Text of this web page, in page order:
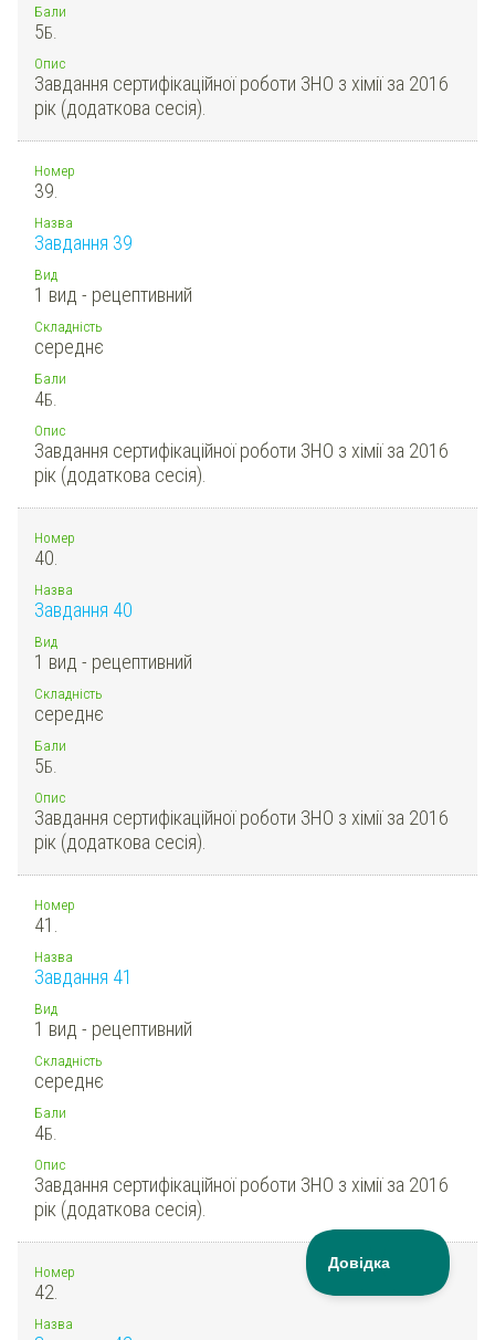
Бали
5Б.
Опис
Завдання сертифікаційної роботи ЗНО з хімії за 2016
рік (додаткова сесія).
Номер
39.
Назва
Завдання 39
Вид
1 вид - рецептивний
Складність
середнє
Бали
4Б.
Опис
Завдання сертифікаційної роботи ЗНО з хімії за 2016
рік (додаткова сесія).
Номер
40.
Назва
Завдання 40
Вид
1 вид - рецептивний
Складність
середнє
Бали
5Б.
Опис
Завдання сертифікаційної роботи ЗНО з хімії за 2016
рік (додаткова сесія).
Номер
41.
Назва
Завдання 41
Вид
1 вид - рецептивний
Складність
середнє
Бали
4Б.
Опис
Завдання сертифікаційної роботи ЗНО з хімії за 2016
рік (додаткова сесія).
Номер
42.
Назва